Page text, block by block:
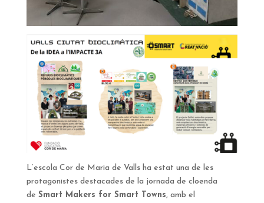
L’escola Cor de Maria de Valls ha estat una de les
protagonistes destacades de la jornada de cloenda
de Smart Makers for Smart Towns, amb el